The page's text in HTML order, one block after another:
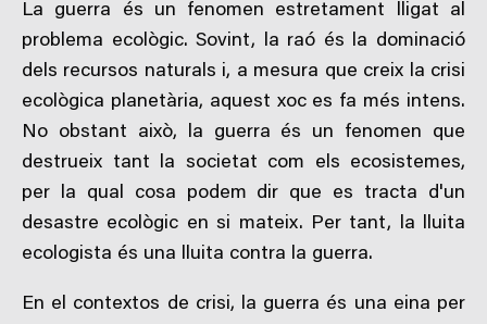
La guerra és un fenomen estretament lligat al
problema ecològic. Sovint, la raó és la dominació
dels recursos naturals i, a mesura que creix la crisi
ecològica planetària, aquest xoc es fa més intens.
No obstant això, la guerra és un fenomen que
destrueix tant la societat com els ecosistemes,
per la qual cosa podem dir que es tracta d'un
desastre ecològic en si mateix. Per tant, la lluita
ecologista és una lluita contra la guerra.
En el contextos de crisi, la guerra és una eina per